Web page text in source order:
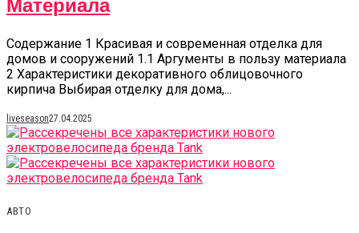
Материала
Содержание 1 Красивая и современная отделка для
домов и сооружений 1.1 Аргументы в пользу материала
2 Характеристики декоративного облицовочного
кирпича Выбирая отделку для дома,...
liveseason27.04.2025
АВТО